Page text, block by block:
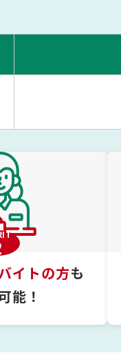
イトの方も
能！